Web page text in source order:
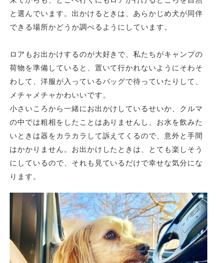
と選んでいます。出かけるときは、あらかじめ犬が同伴
できる場所かどうか調べるようにしています。
ロアもお出かけするのが大好きで、私たちがキャンプの
荷物を準備していると、置いて行かれないようにそわそ
わして、洋服が入っているバッグで待っていたりして、
メチャメチャかわいいです。
小さいころから一緒にお出かけしているせいか、クルマ
の中では粗相をしたことはありませんし、お水を飲みた
いときは器をカラカラして訴えてくるので、意外と手間
はかかりません。お出かけしたときは、とても楽しそう
にしているので、それも見ているだけで幸せな気分にな
ります。